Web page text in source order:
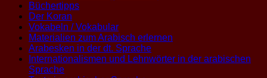
Büchertipps
Der Koran
Vokabeln / Vokabular
Materialien zum Arabisch erlernen
Arabesken in der dt. Sprache
Internationalismen und Lehnwörter in der arabischen
Sprache